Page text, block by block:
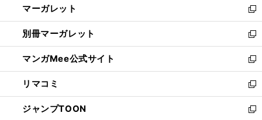
く
で
開
く
ド
ウ
で
開
く
い
ウ
ィ
ン
ド
ウ
で
開
く
マーガレット
新
し
い
ウ
ィ
ン
ド
ウ
で
別冊マーガレット
新
し
い
ウ
ィ
ン
ド
マンガMee公式サイト
新
し
い
ウ
ィ
リマコミ
新
し
い
ジャンプTOON
新